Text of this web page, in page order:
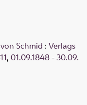
Schmid : Verlags
, 01.09.1848 - 30.09.